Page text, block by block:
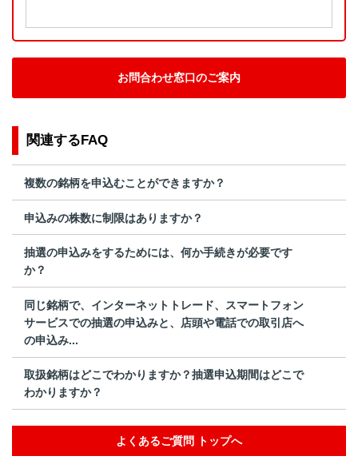
お問合わせ窓口のご案内
関連するFAQ
複数の銘柄を申込むことができますか？
申込みの株数に制限はありますか？
抽選の申込みをするためには、何か手続きが必要です
か？
同じ銘柄で、インターネットトレード、スマートフォン
サービスでの抽選の申込みと、店頭や電話での取引店へ
の申込み...
取扱銘柄はどこでわかりますか？抽選申込期間はどこで
わかりますか？
よくあるご質問 トップへ